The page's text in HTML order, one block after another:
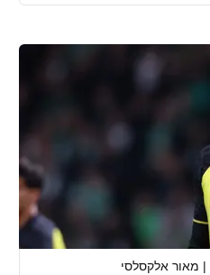
| מאור אלקסלסי